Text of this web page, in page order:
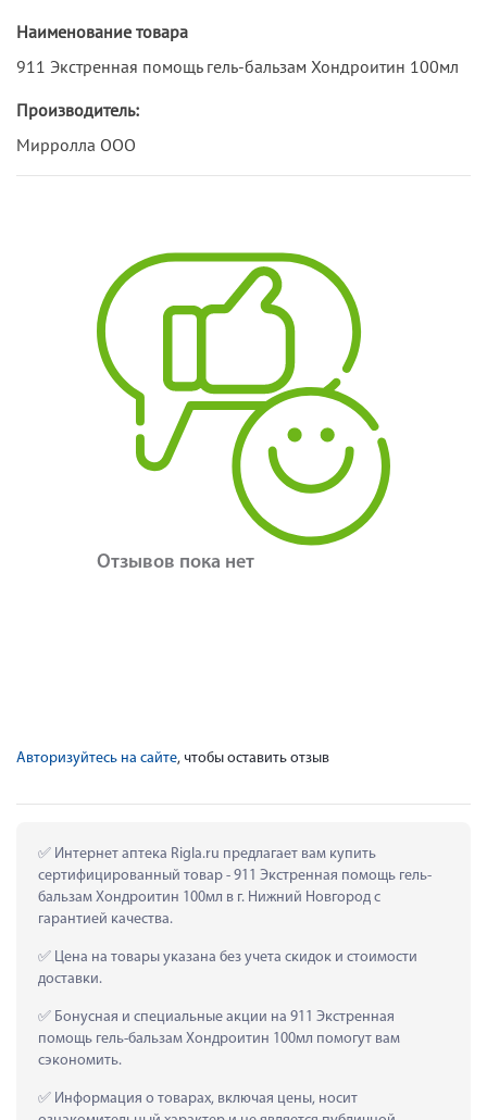
Наименование товара
911 Экстренная помощь гель-бальзам Хондроитин 100мл
Производитель:
Мирролла ООО
Отзывов пока нет
Авторизуйтесь на сайте, чтобы оставить отзыв
Интернет аптека Rigla.ru предлагает вам купить
сертифицированный товар - 911 Экстренная помощь гель-
бальзам Хондроитин 100мл в г. Нижний Новгород с
гарантией качества.
Цена на товары указана без учета скидок и стоимости
доставки.
Бонусная и специальные акции на 911 Экстренная
помощь гель-бальзам Хондроитин 100мл помогут вам
сэкономить.
Информация о товарах, включая цены, носит